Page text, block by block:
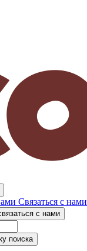
Связаться с нами